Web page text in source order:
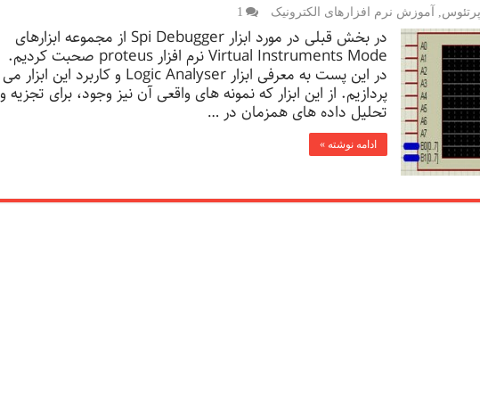
,آموزش نرم افزارهای الکترونیک 1
در بخش قبلی در مورد ابزار Spi Debugger از مجموعه ابزارهای
Virtual Instruments Mode نرم افزار proteus صحبت کردیم.
در این پست به معرفی ابزار Logic Analyser و کاربرد این ابزار می
پردازیم. از این ابزار که نمونه های واقعی آن نیز وجود، برای تجزیه و
تحلیل داده های همزمان در …
ادامه نوشته »